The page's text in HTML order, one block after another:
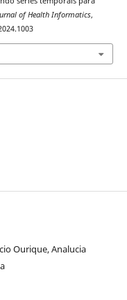
of Health Informatics,
Ourique, Analucia